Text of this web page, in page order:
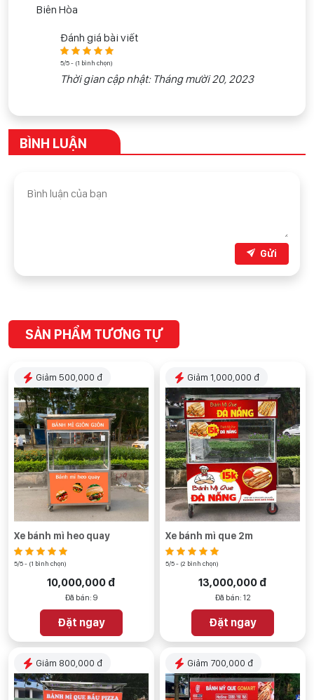
Biên Hòa
Đánh giá bài viết
5/5 - (1 bình chọn)
Thời gian cập nhật: Tháng mười 20, 2023
BÌNH LUẬN
Gửi
SẢN PHẨM TƯƠNG TỰ
Giảm 500,000 đ
Xe bánh mì heo quay
5/5 - (1 bình chọn)
10,000,000 đ
Đã bán: 9
Đặt ngay
Giảm 1,000,000 đ
Xe bánh mì que 2m
5/5 - (2 bình chọn)
13,000,000 đ
Đã bán: 12
Đặt ngay
Giảm 800,000 đ Giảm 700,000 đ